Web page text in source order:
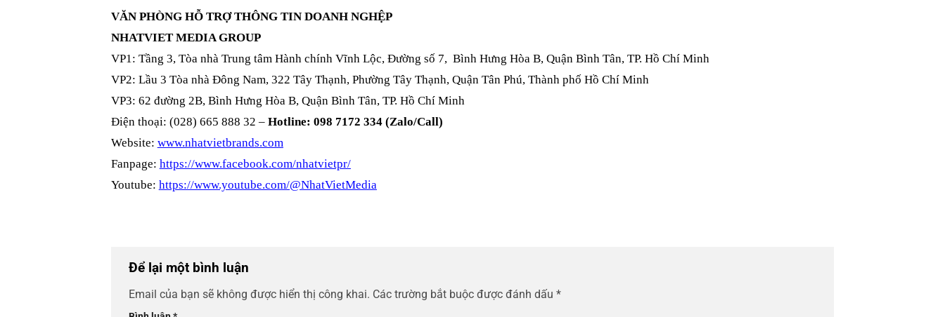
VĂN PHÒNG HỖ TRỢ THÔNG TIN DOANH NGHỆP
NHATVIET MEDIA GROUP
VP1: Tầng 3, Tòa nhà Trung tâm Hành chính Vĩnh Lộc, Đường số 7, Bình Hưng Hòa B, Quận Bình Tân, TP. Hồ Chí Minh
VP2: Lầu 3 Tòa nhà Đông Nam, 322 Tây Thạnh, Phường Tây Thạnh, Quận Tân Phú, Thành phố Hồ Chí Minh
VP3: 62 đường 2B, Bình Hưng Hòa B, Quận Bình Tân, TP. Hồ Chí Minh
Điện thoại: (028) 665 888 32 – Hotline: 098 7172 334 (Zalo/Call)
Website: www.nhatvietbrands.com
Fanpage: https://www.facebook.com/nhatvietpr/
Youtube: https://www.youtube.com/@NhatVietMedia
Để lại một bình luận
Email của bạn sẽ không được hiển thị công khai. Các trường bắt buộc được đánh dấu *